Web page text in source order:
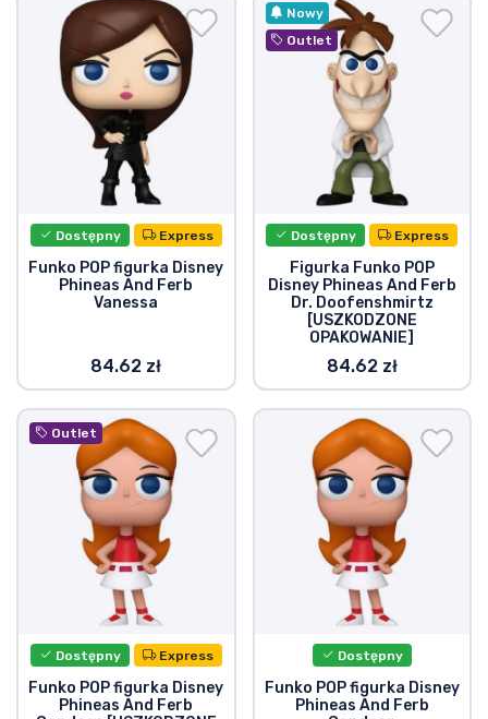
Dostępny Express
Funko POP figurka Disney
Phineas And Ferb
Vanessa
84.62 zł
Nowy
Outlet
Dostępny Express
Figurka Funko POP
Disney Phineas And Ferb
Dr. Doofenshmirtz
[USZKODZONE
OPAKOWANIE]
84.62 zł
Outlet
Dostępny Express
Funko POP figurka Disney
Phineas And Ferb
Dostępny
Funko POP figurka Disney
Phineas And Ferb
Rzeczy muzyczne
Typy produktów
Marki